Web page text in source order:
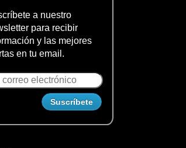
a nuestro
para recibir
y las mejores
en tu email.